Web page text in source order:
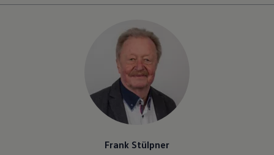
Frank Stülpner